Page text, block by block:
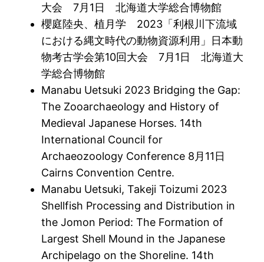
大会 7月1日 北海道大学総合博物館
櫻庭陸央、植月学 2023「利根川下流域
における縄文時代の動物資源利用」日本動
物考古学会第10回大会 7月1日 北海道大
学総合博物館
Manabu Uetsuki 2023 Bridging the Gap:
The Zooarchaeology and History of
Medieval Japanese Horses. 14th
International Council for
Archaeozoology Conference 8月11日
Cairns Convention Centre.
Manabu Uetsuki, Takeji Toizumi 2023
Shellfish Processing and Distribution in
the Jomon Period: The Formation of
Largest Shell Mound in the Japanese
Archipelago on the Shoreline. 14th